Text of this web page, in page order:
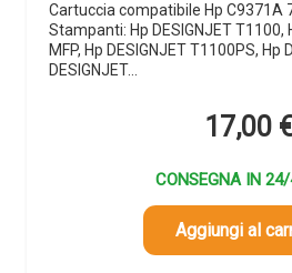
Cartuccia compatibile Hp C9371A
Stampanti: Hp DESIGNJET T1100,
MFP, Hp DESIGNJET T1100PS, Hp
DESIGNJET…
17,00
CONSEGNA IN 24/
Aggiungi al